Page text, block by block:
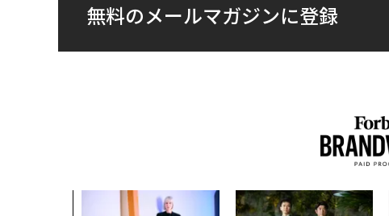
無料のメールマガジンに登録